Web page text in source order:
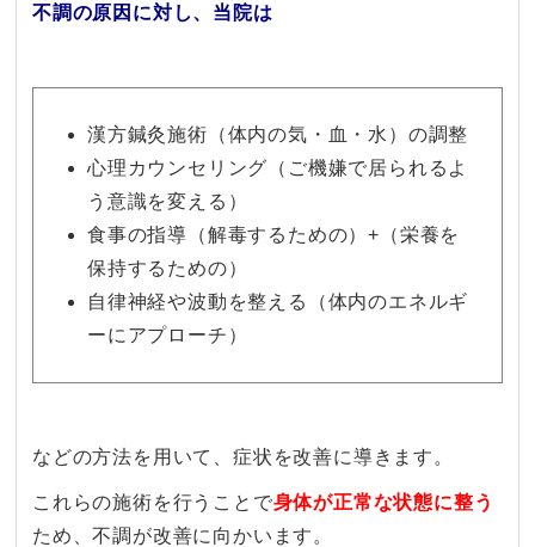
不調の原因に対し、当院は
漢方鍼灸施術（体内の気・血・水）の調整
心理カウンセリング（ご機嫌で居られるよ
う意識を変える）
食事の指導（解毒するための）+（栄養を
保持するための）
自律神経や波動を整える（体内のエネルギ
ーにアプローチ）
などの方法を用いて、症状を改善に導きます。
これらの施術を行うことで身体が正常な状態に整う
ため、不調が改善に向かいます。